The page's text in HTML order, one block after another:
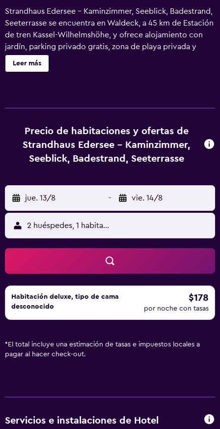
Strandhaus Edersee - Kaminzimmer, Seeblick, Badestrand,
Seeterrasse se encuentra en Waldeck, a 45 km de Estación
de tren Kassel-Wilhelmshöhe, y ofrece alojamiento con
jardín, parking privado gratis, zona de playa privada y
salón de uso común. Este alojamiento, que cuenta con
servicio de habitaciones, también cuenta con restaurante,
disponible e incluye opciones buffet, continentales o
vegetarianas. Strandhaus Edersee - Kaminzimmer,
Seeblick, Badestrand, Seeterrasse ofrece zona de juegos
infantil. La clientela puede practicar actividades en
Parque Bergpark Wilhelmshoehe está a 46 km del
alojamiento, y Palacio de Wilhelmshöhe está a 46 km. El
aeropuerto (Aeropuerto de Kassel-Calden) está a 45 km.
Leer más
Precio de habitaciones y ofertas de
Strandhaus Edersee - Kaminzimmer,
Seeblick, Badestrand, Seeterrasse
jue. 13/8 - vie. 14/8
2 huéspedes, 1 habitación
Habitación deluxe, tipo de cama
desconocido
$178
por noche con tasas
* El total incluye una estimación de tasas e impuestos locales a
pagar al hacer check-out.
Servicios e instalaciones de Hotel